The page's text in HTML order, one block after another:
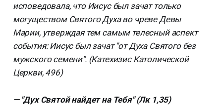
исповедовала, что Иисус был зачат только
могуществом Святого Духа во чреве Девы
Марии, утверждая тем самым телесный аспект
события: Иисус был зачат "от Духа Святого без
мужского семени". (Катехизис Католической
Церкви, 496)
— "Дух Святой найдет на Тебя" (Лк 1,35)